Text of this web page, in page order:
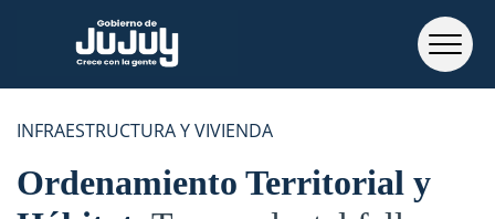
INFRAESTRUCTURA Y VIVIENDA
Ordenamiento Territorial y